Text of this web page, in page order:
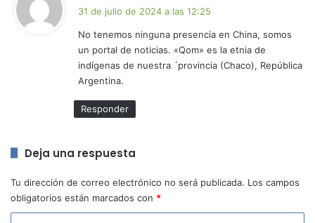
e
:
31 de julio de 2024 a las 12:25
No tenemos ninguna presencia en China, somos
un portal de noticias. «Qom» es la etnia de
indígenas de nuestra ´provincia (Chaco), República
Argentina.
Responder
Deja una respuesta
Tu dirección de correo electrónico no será publicada. Los campos
obligatorios están marcados con *